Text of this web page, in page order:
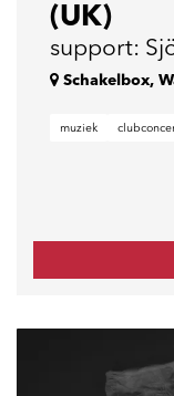
(UK)
support:
Schakelbox,
muziek